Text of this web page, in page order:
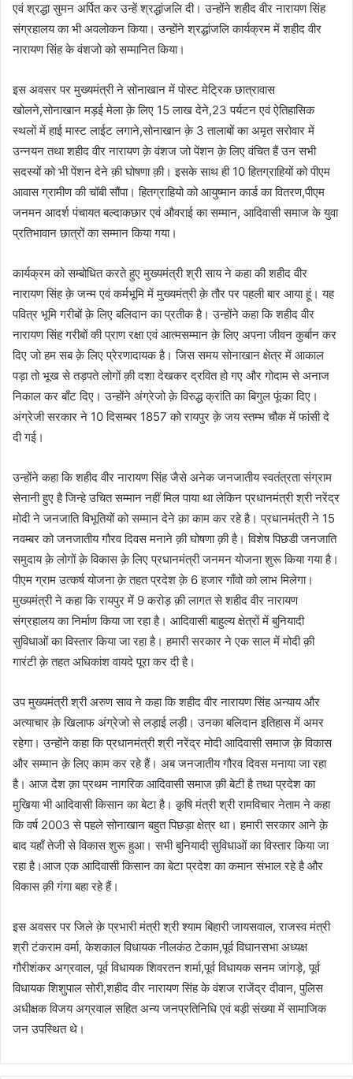
एवं श्रद्धा सुमन अर्पित कर उन्हें श्रद्धांजलि दी। उन्होंने शहीद वीर नारायण सिंह
संग्रहालय का भी अवलोकन किया। उन्होंने श्रद्धांजलि कार्यक्रम में शहीद वीर
नारायण सिंह के वंशजो को सम्मानित किया।
इस अवसर पर मुख्यमंत्री ने सोनाखान में पोस्ट मेट्रिक छात्रावास
खोलने,सोनाखान मड़ई मेला क़े लिए 15 लाख देने,23 पर्यटन एवं ऐतिहासिक
स्थलों में हाई मास्ट लाईट लगाने,सोनाखान क़े 3 तालाबों का अमृत सरोवार में
उन्नयन तथा शहीद वीर नारायण क़े वंशज जो पेंशन क़े लिए वंचित हैं उन सभी
सदस्यों को भी पेंशन देने क़ी घोषणा क़ी। इसके साथ ही 10 हितग्राहियों को पीएम
आवास ग्रामीण की चॉबी सौंपा। हितग्राहियो को आयुष्मान कार्ड का वितरण,पीएम
जनमन आदर्श पंचायत बल्दाकछार एवं औवराई का सम्मान, आदिवासी समाज के युवा
प्रतिभावान छात्रों का सम्मान किया गया।
कार्यक्रम को सम्बोधित करते हुए मुख्यमंत्री श्री साय ने कहा की शहीद वीर
नारायण सिंह क़े जन्म एवं कर्मभूमि में मुख्यमंत्री क़े तौर पर पहली बार आया हूं। यह
पवित्र भूमि गरीबों क़े लिए बलिदान का प्रतीक है। उन्होंने कहा कि शहीद वीर
नारायण सिंह गरीबों की प्राण रक्षा एवं आत्मसम्मान क़े लिए अपना जीवन कुर्बान कर
दिए जो हम सब क़े लिए प्रेरणादायक है। जिस समय सोनाखान क्षेत्र में आकाल
पड़ा तो भूख से तड़पते लोगों क़ी दशा देखकर द्रवित हो गए और गोदाम से अनाज
निकाल कर बाँट दिए। उन्होंने अंग्रेजो क़े विरुद्ध क्रांति का बिगुल फूंका दिए।
अंग्रेजी सरकार ने 10 दिसम्बर 1857 को रायपुर क़े जय स्तम्भ चौक में फांसी दे
दी गई।
उन्होंने कहा कि शहीद वीर नारायण सिंह जैसे अनेक जनजातीय स्वतंत्रता संग्राम
सेनानी हुए है जिन्हे उचित सम्मान नहीं मिल पाया था लेकिन प्रधानमंत्री श्री नरेंद्र
मोदी ने जनजाति विभूतियों को सम्मान देने क़ा काम कर रहे है। प्रधानमंत्री ने 15
नवम्बर को जनजातीय गौरव दिवस मनाने क़ी घोषणा क़ी है। विशेष पिछडी जनजाति
समुदाय क़े लोगों क़े विकास क़े लिए प्रधानमंत्री जनमन योजना शुरू किया गया है।
पीएम ग्राम उत्कर्ष योजना क़े तहत प्रदेश क़े 6 हजार गाँवो को लाभ मिलेगा।
मुख्यमंत्री ने कहा कि रायपुर में 9 करोड़ क़ी लागत से शहीद वीर नारायण
संग्रहालय का निर्माण किया जा रहा है। आदिवासी बाहुल्य क्षेत्रों में बुनियादी
सुविधाओं का विस्तार किया जा रहा है। हमारी सरकार ने एक साल में मोदी क़ी
गारंटी क़े तहत अधिकांश वायदे पूरा कर दी है।
उप मुख्यमंत्री श्री अरुण साव ने कहा कि शहीद वीर नारायण सिंह अन्याय और
अत्याचार क़े खिलाफ अंग्रेजो से लड़ाई लड़ी। उनका बलिदान इतिहास में अमर
रहेगा। उन्होंने कहा कि प्रधानमंत्री श्री नरेंद्र मोदी आदिवासी समाज क़े विकास
और सम्मान क़े लिए काम कर रहे हैं। अब जनजातीय गौरव दिवस मनाया जा रहा
है। आज देश क़ा प्रथम नागरिक आदिवासी समाज क़ी बेटी है तथा प्रदेश का
मुखिया भी आदिवासी किसान का बेटा है। क़ृषि मंत्री श्री रामविचार नेताम ने कहा
कि वर्ष 2003 से पहले सोनाखान बहुत पिछड़ा क्षेत्र था। हमारी सरकार आने क़े
बाद यहाँ तेजी से विकास शुरू हुआ। सभी बुनियादी सुविधाओं का विस्तार किया जा
रहा है।आज एक आदिवासी किसान का बेटा प्रदेश का कमान संभाल रहे है और
विकास क़ी गंगा बहा रहे हैं।
इस अवसर पर जिले क़े प्रभारी मंत्री श्री श्याम बिहारी जायसवाल, राजस्व मंत्री
श्री टंकराम वर्मा, केशकाल विधायक नीलकंठ टेकाम,पूर्व विधानसभा अध्यक्ष
गौरीशंकर अग्रवाल, पूर्व विधायक शिवरतन शर्मा,पूर्व विधायक सनम जांगड़े, पूर्व
विधायक शिशुपाल सोरी,शहीद वीर नारायण सिंह के वंशज राजेंद्र दीवान, पुलिस
अधीक्षक विजय अग्रवाल सहित अन्य जनप्रतिनिधि एवं बड़ी संख्या में सामाजिक
जन उपस्थित थे।